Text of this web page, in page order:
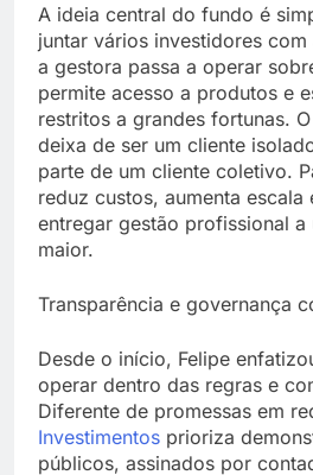
A ideia central do fundo é
juntar vários investidores
a gestora passa a operar
permite acesso a produtos e
restritos a grandes fortunas.
deixa de ser um cliente
parte de um cliente coletivo.
reduz custos, aumenta escala
entregar gestão profissional
maior.
Transparência e governança
Desde o início, Felipe
operar dentro das regras e
Diferente de promessas em
Investimentos prioriza
públicos, assinados por